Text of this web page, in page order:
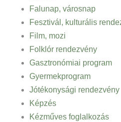
Falunap, városnap
Fesztivál, kulturális
Film, mozi
Folklór rendezvény
Gasztronómiai program
Gyermekprogram
Jótékonysági rendezvény
Képzés
Kézműves foglalkozás